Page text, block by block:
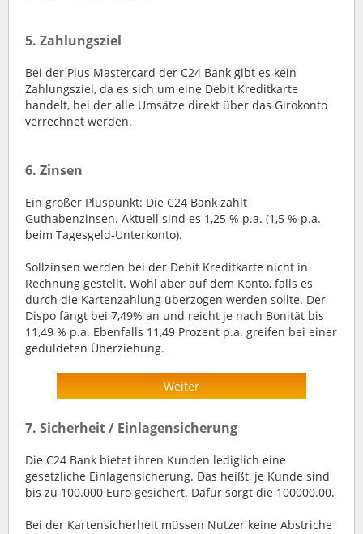
5. Zahlungsziel
Bei der Plus Mastercard der C24 Bank gibt es kein
Zahlungsziel, da es sich um eine Debit Kreditkarte
handelt, bei der alle Umsätze direkt über das Girokonto
verrechnet werden.
6. Zinsen
Ein großer Pluspunkt: Die C24 Bank zahlt
Guthabenzinsen. Aktuell sind es 1,25 % p.a. (1,5 % p.a.
beim Tagesgeld-Unterkonto).
Sollzinsen werden bei der Debit Kreditkarte nicht in
Rechnung gestellt. Wohl aber auf dem Konto, falls es
durch die Kartenzahlung überzogen werden sollte. Der
Dispo fängt bei 7,49% an und reicht je nach Bonität bis
11,49 % p.a. Ebenfalls 11,49 Prozent p.a. greifen bei einer
geduldeten Überziehung.
Weiter
7. Sicherheit / Einlagensicherung
Die C24 Bank bietet ihren Kunden lediglich eine
gesetzliche Einlagensicherung. Das heißt, je Kunde sind
bis zu 100.000 Euro gesichert. Dafür sorgt die 100000.00.
Bei der Kartensicherheit müssen Nutzer keine Abstriche